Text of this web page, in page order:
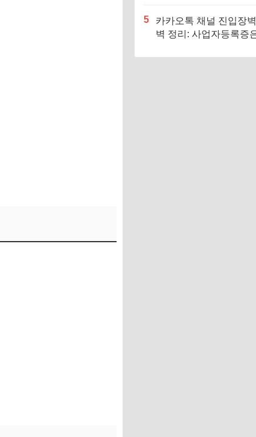
5
카카오톡 채널 진입장
벽 정리: 사업자등록증